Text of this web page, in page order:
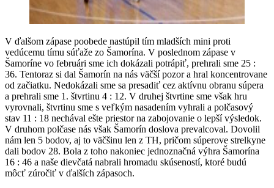
V ďalšom zápase poobede nastúpil tím mladších mini proti
vedúcemu tímu súťaže zo Šamorína. V poslednom zápase v
Šamoríne vo februári sme ich dokázali potrápiť, prehrali sme 25 :
36. Tentoraz si dal Šamorín na nás väčší pozor a hral koncentrovane
od začiatku. Nedokázali sme sa presadiť cez aktívnu obranu súpera
a prehrali sme 1. štvrtinu 4 : 12. V druhej štvrtine sme však hru
vyrovnali, štvrtinu sme s veľkým nasadením vyhrali a polčasový
stav 11 : 18 nechával ešte priestor na zabojovanie o lepší výsledok.
V druhom polčase nás však Šamorín doslova prevalcoval. Dovolil
nám len 5 bodov, aj to väčšinu len z TH, pričom súperove strelkyne
dali bodov 28. Bola z toho nakoniec jednoznačná výhra Šamorína
16 : 46 a naše dievčatá nabrali hromadu skúseností, ktoré budú
môcť zúročiť v ďalších zápasoch.